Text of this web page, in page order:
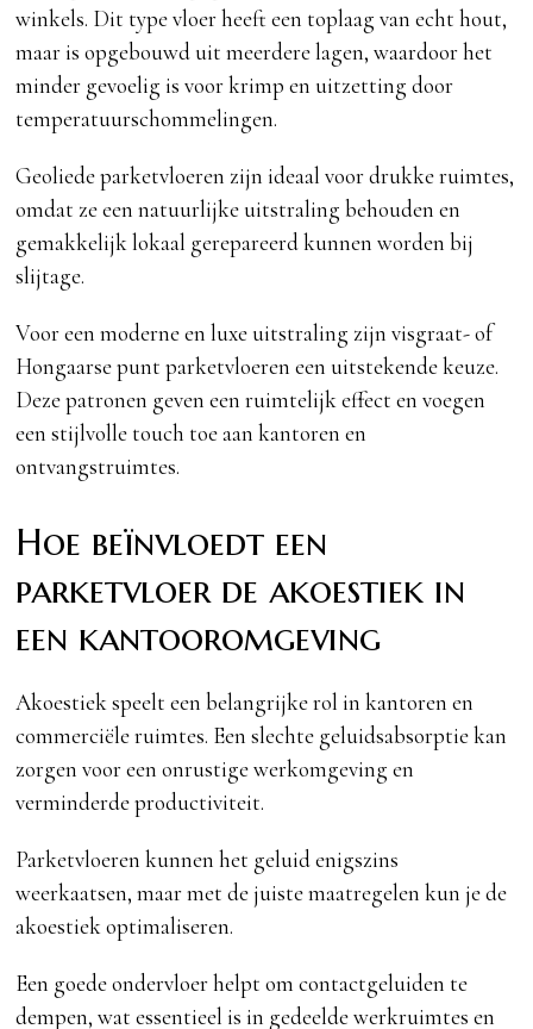
winkels. Dit type vloer heeft een toplaag van echt hout,
maar is opgebouwd uit meerdere lagen, waardoor het
minder gevoelig is voor krimp en uitzetting door
temperatuurschommelingen.
Geoliede parketvloeren zijn ideaal voor drukke ruimtes,
omdat ze een natuurlijke uitstraling behouden en
gemakkelijk lokaal gerepareerd kunnen worden bij
slijtage.
Voor een moderne en luxe uitstraling zijn visgraat- of
Hongaarse punt parketvloeren een uitstekende keuze.
Deze patronen geven een ruimtelijk effect en voegen
een stijlvolle touch toe aan kantoren en
ontvangstruimtes.
Hoe beïnvloedt een
parketvloer de akoestiek in
een kantooromgeving
Akoestiek speelt een belangrijke rol in kantoren en
commerciële ruimtes. Een slechte geluidsabsorptie kan
zorgen voor een onrustige werkomgeving en
verminderde productiviteit.
Parketvloeren kunnen het geluid enigszins
weerkaatsen, maar met de juiste maatregelen kun je de
akoestiek optimaliseren.
Een goede ondervloer helpt om contactgeluiden te
dempen, wat essentieel is in gedeelde werkruimtes en